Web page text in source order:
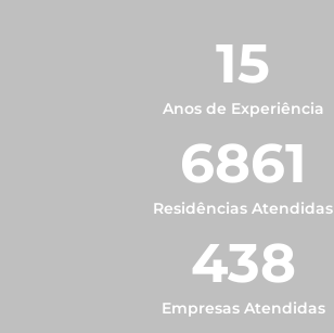
15
Anos de Experiência
6861
Residências Atendidas
438
Empresas Atendidas